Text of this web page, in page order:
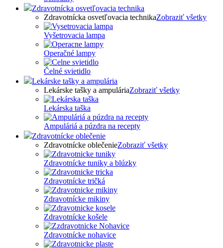
Zdravotnícka osvetľovacia technika
Zdravotnícka osvetľovacia technikaZobraziť všetky
Vyšetrovacia lampa
Operačné lampy
Čelné svietidlo
Lekárske tašky a ampulária
Lekárske tašky a ampuláriaZobraziť všetky
Lekárska taška
Ampuláriá a púzdra na recepty
Zdravotnícke oblečenie
Zdravotnícke oblečenieZobraziť všetky
Zdravotnícke tuniky a blúzky
Zdravotnícke tričká
Zdravotnícke mikiny
Zdravotnícke košele
Zdravotnícke nohavice